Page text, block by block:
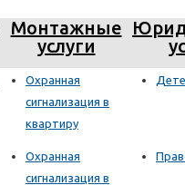
Монтажные
услуги
Охранная
сигнализация в
квартиру
Охранная
сигнализация в